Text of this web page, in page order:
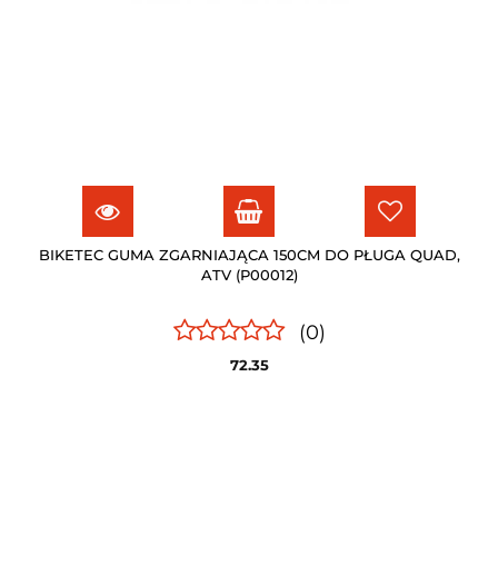
BIKETEC GUMA ZGARNIAJĄCA 150CM DO PŁUGA QUAD,
ATV (P00012)
(0)
72.35